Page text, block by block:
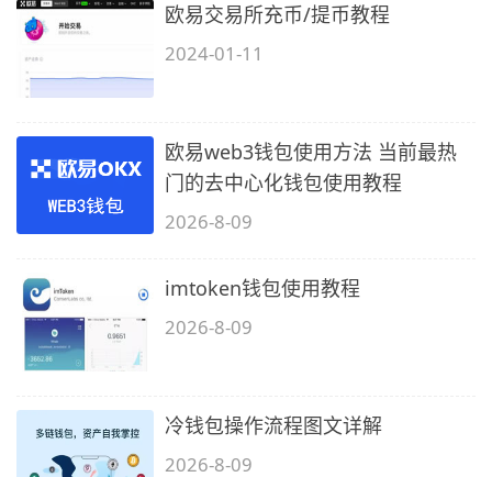
欧易交易所充币/提币教程
2024-01-11
欧易web3钱包使用方法 当前最热
门的去中心化钱包使用教程
2026-8-09
imtoken钱包使用教程
2026-8-09
冷钱包操作流程图文详解
2026-8-09